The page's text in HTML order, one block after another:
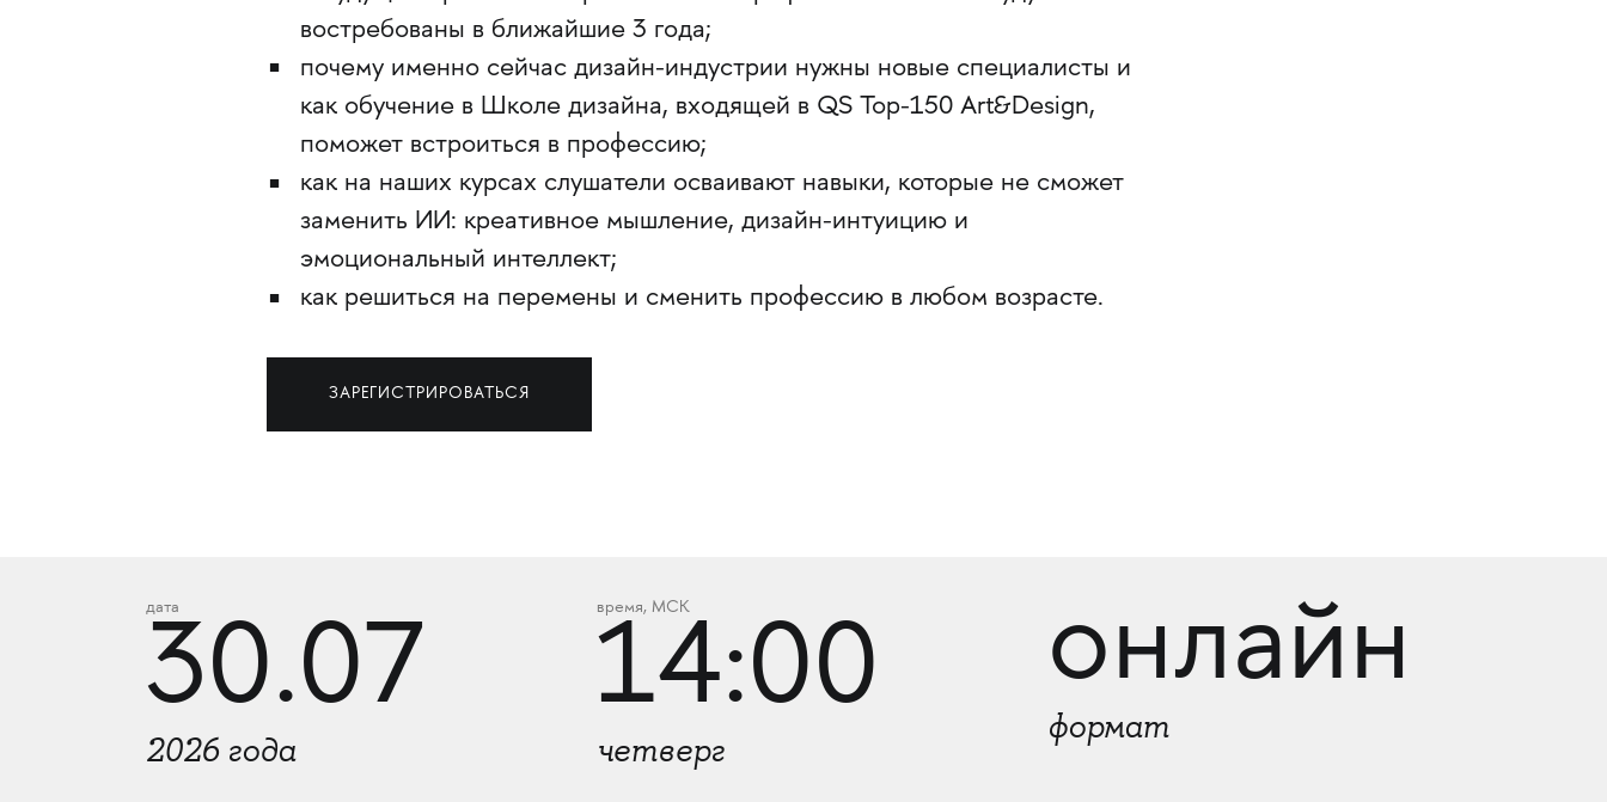
востребованы в ближайшие 3 года;
почему именно сейчас дизайн-индустрии нужны новые специалисты и
как обучение в Школе дизайна, входящей в QS Top-150 Art&Design,
поможет встроиться в профессию;
как на наших курсах слушатели осваивают навыки, которые не сможет
заменить ИИ: креативное мышление, дизайн-интуицию и
эмоциональный интеллект;
как решиться на перемены и сменить профессию в любом возрасте.
ЗАРЕГИСТРИРОВАТЬСЯ
дата
30.07
2026 года
время, МСК
14:00
четверг
онлайн
формат